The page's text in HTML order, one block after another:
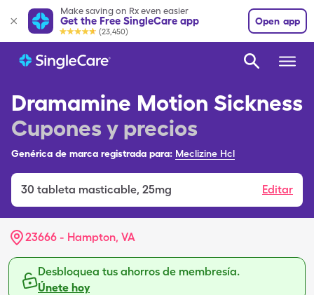
Make saving on Rx even easier
Get the Free SingleCare app
(23,450)
Open app
Dramamine Motion Sickness
Cupones y precios
Genérica de marca registrada para: Meclizine Hcl
30 tableta masticable, 25mg Editar
23666 - Hampton, VA
Desbloquea tus ahorros de membresía.
Únete hoy